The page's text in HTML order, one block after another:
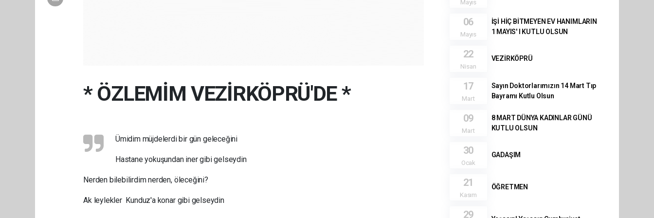
* ÖZLEMİM VEZİRKÖPRÜ'DE *
Ümidim müjdelerdi bir gün geleceğini
Hastane yokuşundan iner gibi gelseydin
Nerden bilebilirdim nerden, öleceğini?
Ak leylekler Kunduz'a konar gibi gelseydin
Mayıs
06
Mayıs
İŞİ HİÇ BİTMEYEN EV HANIMLARIN
1 MAYIS' I KUTLU OLSUN
22
Nisan
VEZİRKÖPRÜ
17
Mart
Sayın Doktorlarımızın 14 Mart Tıp
Bayramı Kutlu Olsun
09
Mart
8 MART DÜNYA KADINLAR GÜNÜ
KUTLU OLSUN
30
Ocak
GADAŞIM
21
Kasım
ÖĞRETMEN
29